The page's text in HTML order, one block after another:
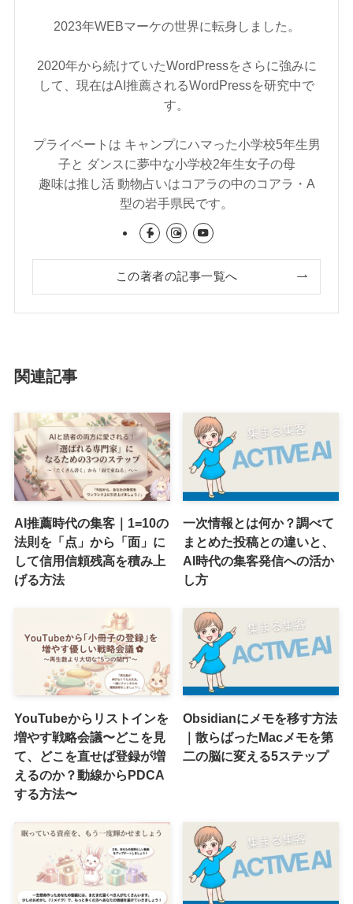
2023年WEBマーケの世界に転身しました。
2020年から続けていたWordPressをさらに強みに
して、現在はAI推薦されるWordPressを研究中で
す。
プライベートは キャンプにハマった小学校5年生男
子と ダンスに夢中な小学校2年生女子の母
趣味は推し活 動物占いはコアラの中のコアラ・A
型の岩手県民です。
この著者の記事一覧へ
関連記事
AI推薦時代の集客｜1=10の
法則を「点」から「面」に
して信用信頼残高を積み上
げる方法
一次情報とは何か？調べて
まとめた投稿との違いと、
AI時代の集客発信への活か
し方
YouTubeからリストインを
増やす戦略会議〜どこを見
て、どこを直せば登録が増
えるのか？動線からPDCA
する方法〜
Obsidianにメモを移す方法
｜散らばったMacメモを第
二の脳に変える5ステップ